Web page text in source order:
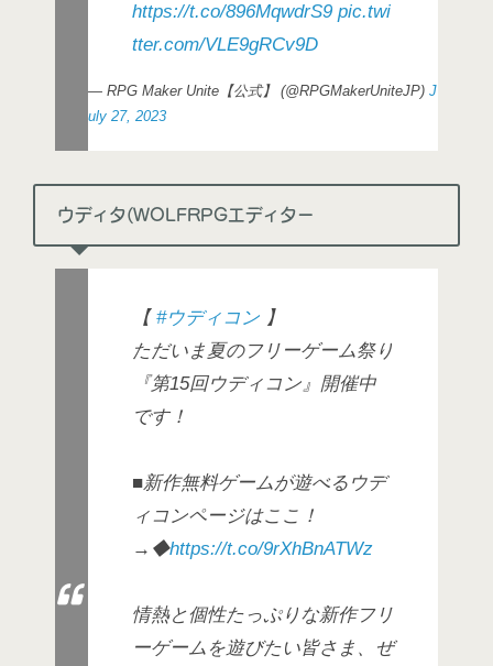
https://t.co/896MqwdrS9 pic.twi
tter.com/VLE9gRCv9D
— RPG Maker Unite【公式】 (@RPGMakerUniteJP) J
uly 27, 2023
ウディタ(WOLFRPGエディター
【 #ウディコン 】
ただいま夏のフリーゲーム祭り
『第15回ウディコン』開催中
です！
■新作無料ゲームが遊べるウデ
ィコンページはここ！
→◆https://t.co/9rXhBnATWz
情熱と個性たっぷりな新作フリ
ーゲームを遊びたい皆さま、ぜ